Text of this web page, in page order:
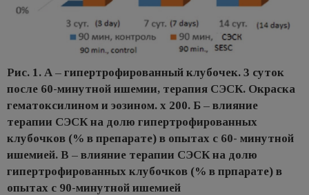
Рис. 1. А – гипертрофированный клубочек. 3 суток
после 60-минутной ишемии, терапия СЭСК. Окраска
гематоксилином и эозином. х 200. Б – влияние
терапии СЭСК на долю гипертрофированных
клубочков (% в препарате) в опытах с 60- минутной
ишемией. В – влияние терапии СЭСК на долю
гипертрофированных клубочков (% в прпарате) в
опытах с 90-минутной ишемией